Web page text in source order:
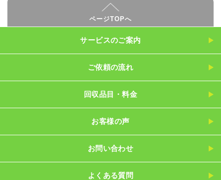
ページTOPへ
サービスのご案内
ご依頼の流れ
回収品目・料金
お客様の声
お問い合わせ
よくある質問